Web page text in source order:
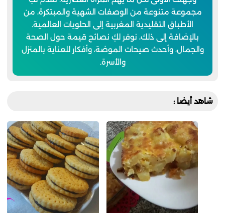
مجموعة متنوعة من الوصفات الشهية والمبتكرة، من
الأطباق التقليدية المغربية إلى الحلويات العالمية.
بالإضافة إلى ذلك، نوفر لكِ نصائح قيمة حول الصحة
والجمال، وأحدث صيحات الموضة، وأفكار للعناية بالمنزل
والأسرة.
شاهد أيضا :